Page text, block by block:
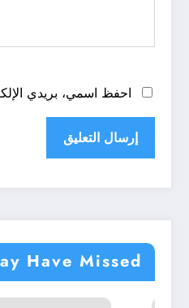
احفظ اسمي، بريدي
Have Missed